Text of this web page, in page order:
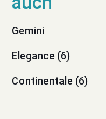
Gemini
Elegance (6)
Continentale (6)